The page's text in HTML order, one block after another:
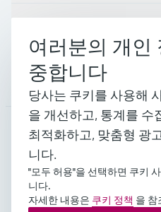
회사 소개
KOR
Copyright ©
여러분의 개인
중합니다
당사는 쿠키를 사용해
을 개선하고, 통계를 수
최적화하고, 맞춤형 광
니다.
"모두 허용"을 선택하면 쿠키
니다.
자세한 내용은 쿠키 정책 을 참